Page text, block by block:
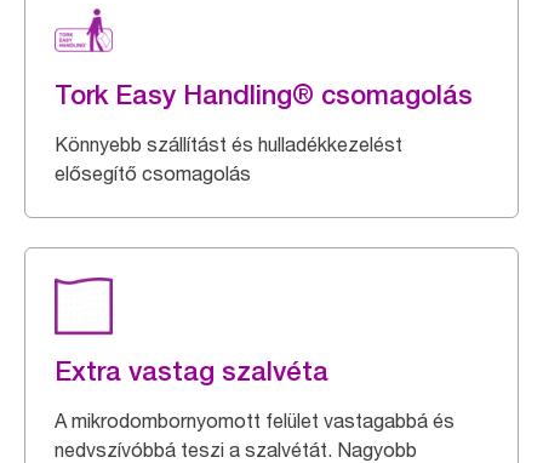
Tork Easy Handling® csomagolás
Könnyebb szállítást és hulladékkezelést
elősegítő csomagolás
Extra vastag szalvéta
A mikrodombornyomott felület vastagabbá és
nedvszívóbbá teszi a szalvétát. Nagyobb